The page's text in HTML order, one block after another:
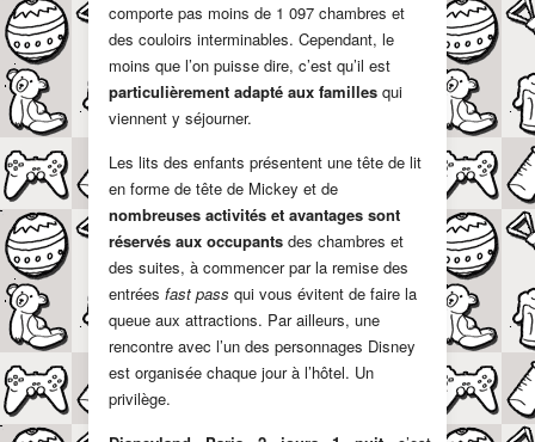
comporte pas moins de 1 097 chambres et
des couloirs interminables. Cependant, le
moins que l’on puisse dire, c’est qu’il est
particulièrement adapté aux familles qui
viennent y séjourner.
Les lits des enfants présentent une tête de lit
en forme de tête de Mickey et de
nombreuses activités et avantages sont
réservés aux occupants des chambres et
des suites, à commencer par la remise des
entrées fast pass qui vous évitent de faire la
queue aux attractions. Par ailleurs, une
rencontre avec l’un des personnages Disney
est organisée chaque jour à l’hôtel. Un
privilège.